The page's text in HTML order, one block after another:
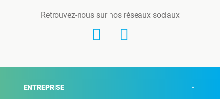
Retrouvez-nous sur nos réseaux sociaux
ENTREPRISE